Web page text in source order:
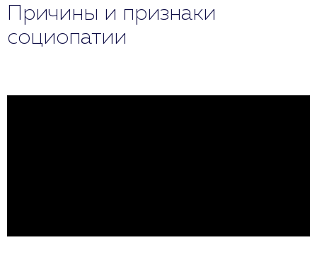
Причины и признаки
социопатии